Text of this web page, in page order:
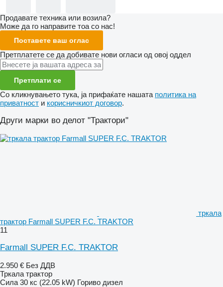
Продавате техника или возила?
Може да го направите тоа со нас!
Поставете ваш оглас
Претплатете се да добивате нови огласи од овој оддел
Претплати се
Со кликнувањето тука, ја прифаќате нашата политика на
приватност и корисничкиот договор.
Други марки во делот "Трактори"
тркала
трактор Farmall SUPER F.C. TRAKTOR
11
Farmall SUPER F.C. TRAKTOR
2.950 € Без ДДВ
Тркала трактор
Сила 30 кс (22.05 kW) Гориво дизел